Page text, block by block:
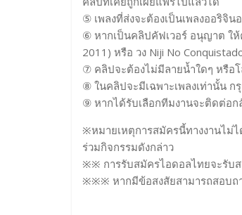
⑤ เพลงที่ส่งจะต้องเป็นเพลงออริจิ
⑥ หากเป็นคลิปคัฟเวอร์ อนุญาต ให้
2011) หรือ วง Niji No
⑦ คลิปจะต้องไม่มีลายน้ำใดๆ หรือ
⑧ ในคลิปจะมีเฉพาะเพลงเท่านั้น
⑨ หากได้รับเลือกทีมงานจะติดต่อก
※หมายเหตุการสมัครนี้ทางงานไม่
ร่วมกิจกรรมดังกล่าว
※※ การรับสมัครไอดอลไทยจะรับส
※※※ หากมีข้อสงสัยสามารถสอบถา